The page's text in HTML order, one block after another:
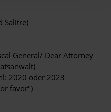
Salitre)
General/ Dear Attorney
2020 oder 2023
favor")